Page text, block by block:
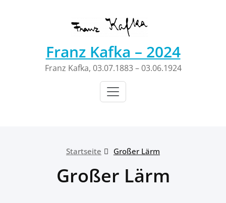
Franz Kafka – 2024
Franz Kafka, 03.07.1883 – 03.06.1924
Startseite Großer Lärm
Großer Lärm